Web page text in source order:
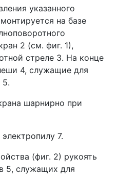
указанного
на базе
2 (см. фиг. 1),
стреле 3. На конце
4, служащие для
5.
шарнирно при
7.
(фиг. 2) рукоять
5, служащих для